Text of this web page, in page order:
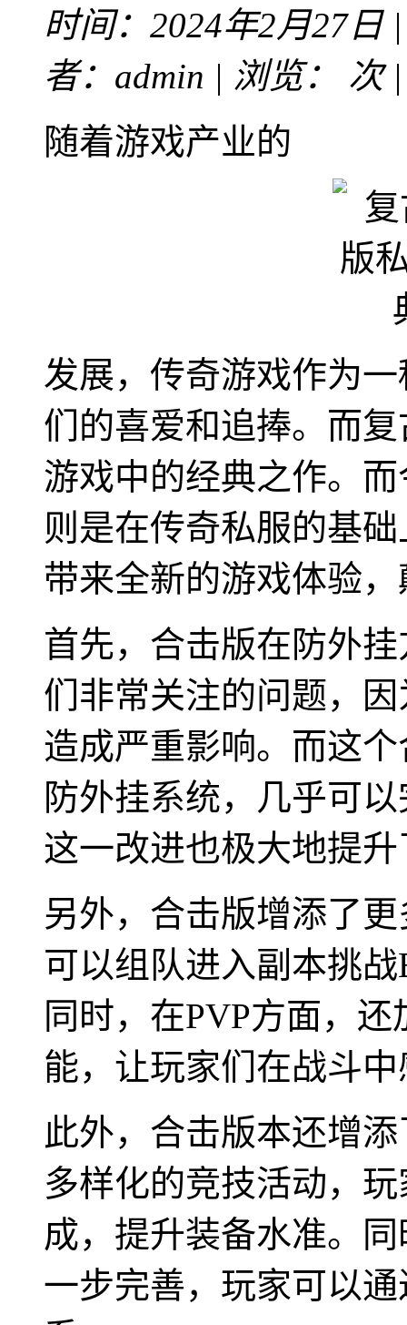
时间：2024年2月27日
者：admin | 浏览：
次
随着游戏产业的
发展，传奇游戏作为
们的喜爱和追捧。而
游戏中的经典之作。
则是在传奇私服的基
带来全新的游戏体验
首先，合击版在防外
们非常关注的问题，
造成严重影响。而这
防外挂系统，几乎可
这一改进也极大地提
另外，合击版增添了
可以组队进入副本挑
同时，在PVP方面，
能，让玩家们在战斗
此外，合击版本还增
多样化的竞技活动，
成，提升装备水准。
一步完善，玩家可以